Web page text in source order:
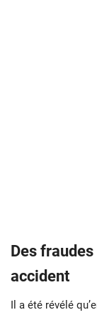
Des
accident
Il a été révélé